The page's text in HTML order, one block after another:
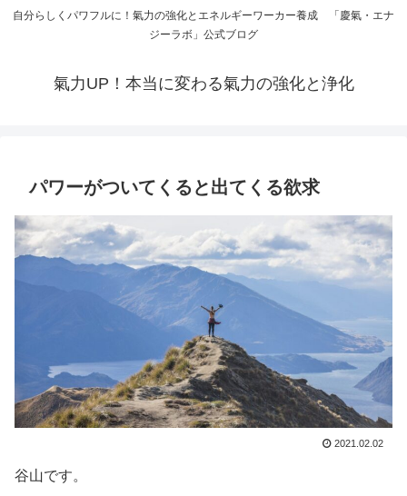
自分らしくパワフルに！氣力の強化とエネルギーワーカー養成 「慶氣・エナ
ジーラボ」公式ブログ
氣力UP！本当に変わる氣力の強化と浄化
パワーがついてくると出てくる欲求
2021.02.02
谷山です。